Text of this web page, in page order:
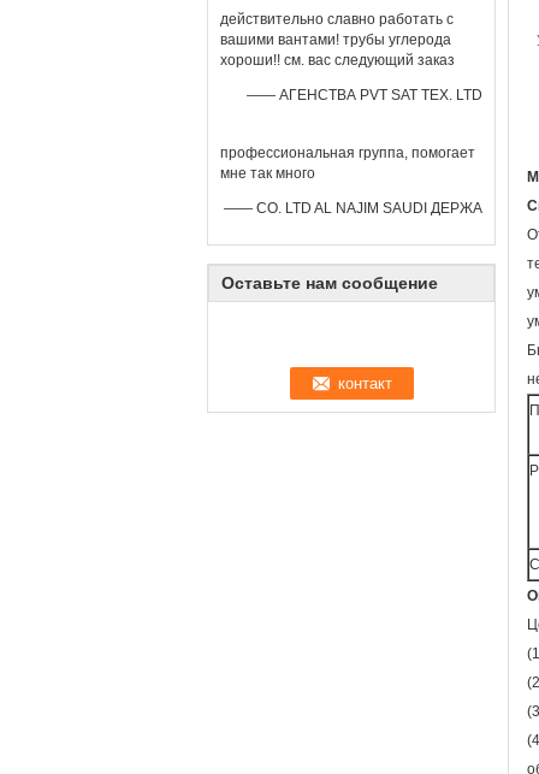
действительно славно работать с
вашими вантами! трубы углерода
хороши!! см. вас следующий заказ
—— АГЕНСТВА PVT SAT TEX. LTD
профессиональная группа, помогает
мне так много
—— CO. LTD AL NAJIM SAUDI ДЕРЖА
Оставьте нам сообщение